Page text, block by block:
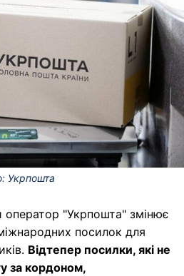
Укрпошта
"Укрпошта" змінює
посилок для
Відтепер посилки, які не
за кордоном,